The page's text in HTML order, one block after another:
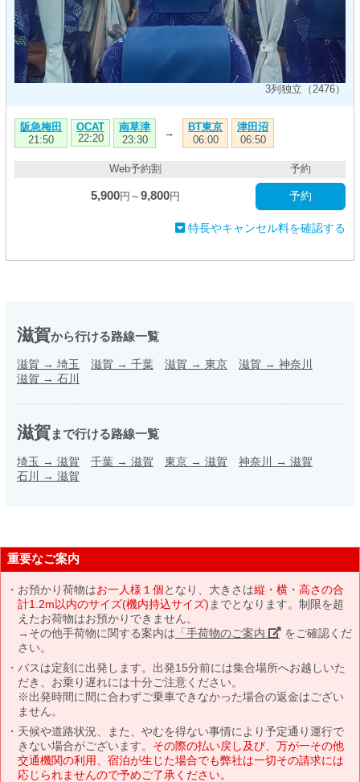
3列独立（2476）
阪急梅田
21:50
OCAT
22:20
南草津
23:30
→
BT東京
06:00
津田沼
06:50
Web予約割
5,900円～ 9,800円
予約
予約
特長やキャンセル料を確認する
滋賀から行ける路線一覧
滋賀 → 埼玉 滋賀 → 千葉 滋賀 → 東京 滋賀 → 神奈川
滋賀 → 石川
滋賀まで行ける路線一覧
埼玉 → 滋賀 千葉 → 滋賀 東京 → 滋賀 神奈川 → 滋賀
石川 → 滋賀
重要なご案内
お預かり荷物はお一人様１個となり、大きさは縦・横・高さの合
計1.2m以内のサイズ(機内持込サイズ) までとなります。制限を超
えたお荷物はお預かりできません。
→その他手荷物に関する案内は 「手荷物のご案内」 をご確認くだ
さい。
バスは定刻に出発します。出発15分前には集合場所へお越しいた
だき、お乗り遅れには十分ご注意ください。
※出発時間に間に合わずご乗車できなかった場合の返金はござい
ません。
天候や道路状況、また、やむを得ない事情により予定通り運行で
きない場合がございます。 その際の払い戻し及び、万が一その他
交通機関の利用、宿泊が生じた場合でも弊社は一切その請求には
応じられませんので予めご了承ください。